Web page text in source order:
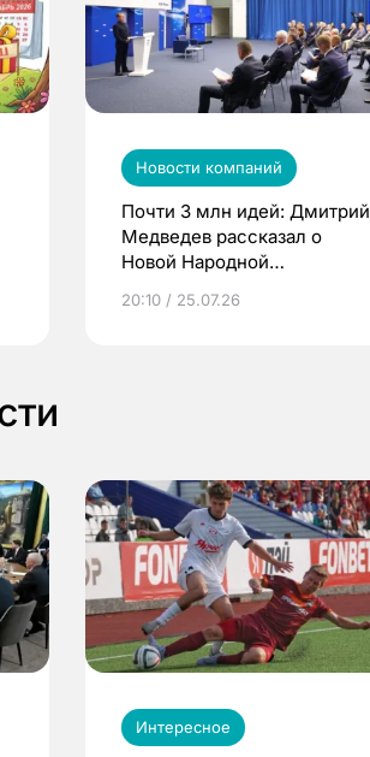
Новости компаний
Почти 3 млн идей: Дмитрий
Медведев рассказал о
Новой Народной
20:10 / 25.07.26
Интересное